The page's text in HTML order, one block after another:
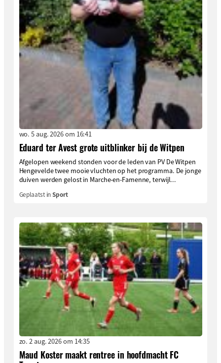
wo. 5 aug. 2026 om 16:41
Eduard ter Avest grote uitblinker bij de Witpen
Afgelopen weekend stonden voor de leden van PV De Witpen
Hengevelde twee mooie vluchten op het programma. De jonge
duiven werden gelost in Marche-en-Famenne, terwijl...
Geplaatst inSport
zo. 2 aug. 2026 om 14:35
Maud Koster maakt rentree in hoofdmacht FC